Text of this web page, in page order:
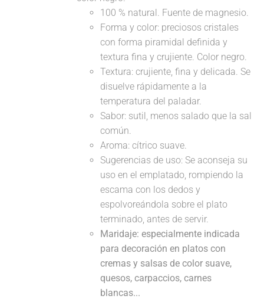
100 % natural. Fuente de magnesio.
Forma y color: preciosos cristales
con forma piramidal definida y
textura fina y crujiente. Color negro.
Textura: crujiente, fina y delicada. Se
disuelve rápidamente a la
temperatura del paladar.
Sabor: sutil, menos salado que la sal
común.
Aroma: cítrico suave.
Sugerencias de uso: Se aconseja su
uso en el emplatado, rompiendo la
escama con los dedos y
espolvoreándola sobre el plato
terminado, antes de servir.
Maridaje: especialmente indicada
para decoración en platos con
cremas y salsas de color suave,
quesos, carpaccios, carnes
blancas...